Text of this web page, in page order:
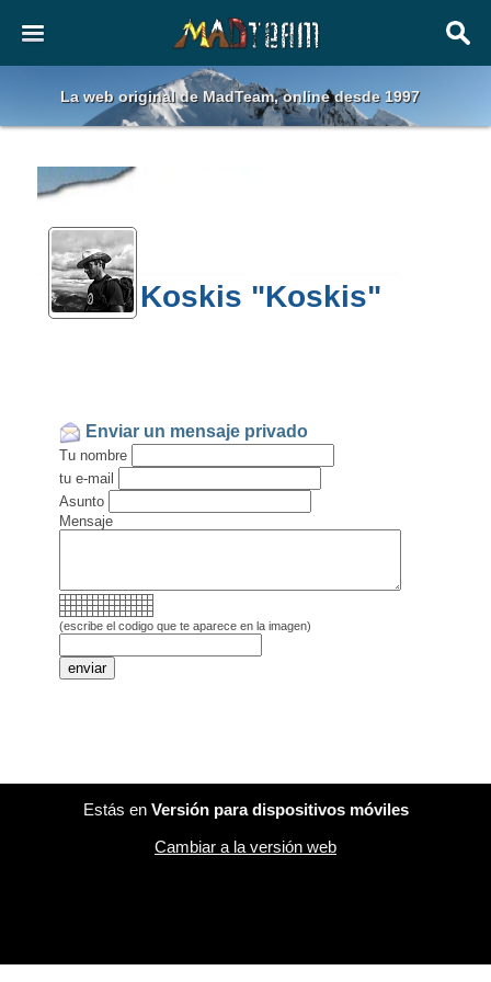
La web original de MadTeam, online desde 1997
Koskis "Koskis"
Enviar un mensaje privado
Tu nombre
tu e-mail
Asunto
Mensaje
(escribe el codigo que te aparece en la imagen)
Estás en Versión para dispositivos móviles
Cambiar a la versión web